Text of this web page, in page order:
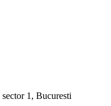
1, Bucuresti